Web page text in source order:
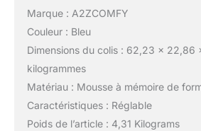
Marque : A2ZCOMFY
Couleur : Bleu
Dimensions du colis : 62,23 x 22,86
kilogrammes
Matériau : Mousse à mémoire de
Caractéristiques : Réglable
Poids de l’article : 4,31 Kilograms